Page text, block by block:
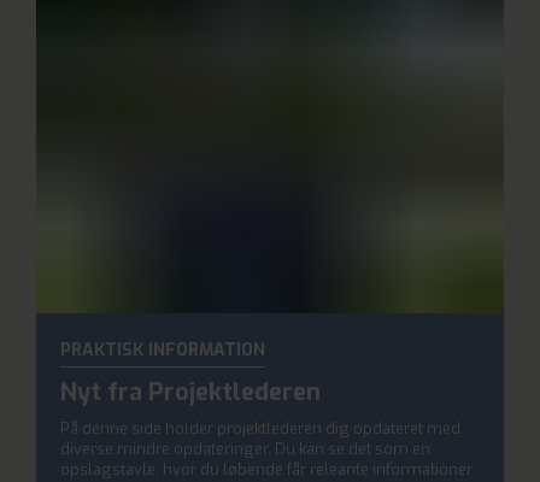
PRAKTISK INFORMATION
Nyt fra Projektlederen
På denne side holder projektlederen dig opdateret med
diverse mindre opdateringer. Du kan se det som en
opslagstavle, hvor du løbende får releante informationer.